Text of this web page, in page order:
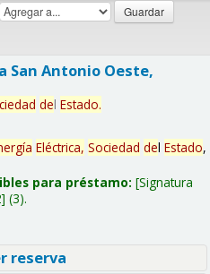
San Antonio Oeste,
del Estado.
Eléctrica, Sociedad del Estado,
para préstamo: Signatura
(3).
reserva